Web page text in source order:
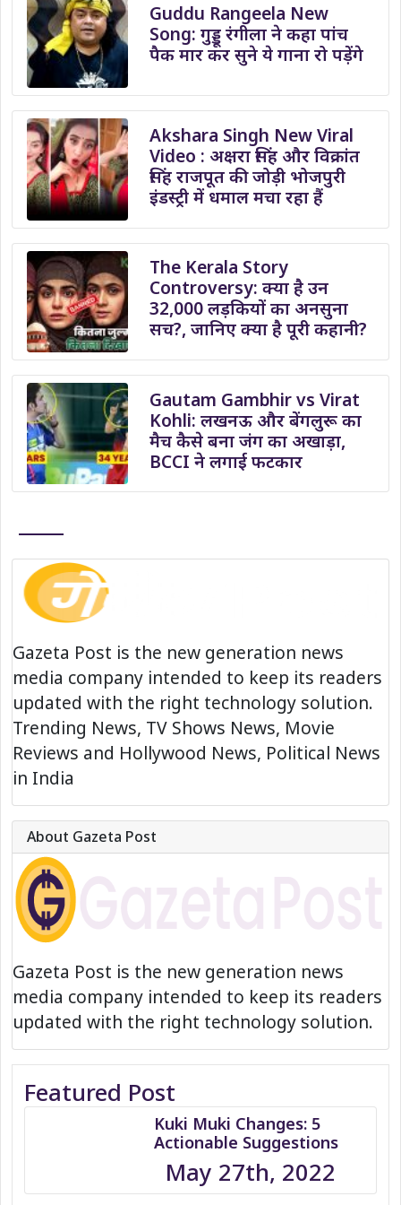
Guddu Rangeela New
Song: गुड्डू रंगीला ने कहा पांच
पैक मार कर सुने ये गाना रो पड़ेंगे
Akshara Singh New Viral
Video : अक्षरा सिंह और विक्रांत
सिंह राजपूत की जोड़ी भोजपुरी
इंडस्ट्री में धमाल मचा रहा हैं
The Kerala Story
Controversy: क्या है उन
32,000 लड़कियों का अनसुना
सच?, जानिए क्या है पूरी कहानी?
Gautam Gambhir vs Virat
Kohli: लखनऊ और बेंगलुरू का
मैच कैसे बना जंग का अखाड़ा,
BCCI ने लगाई फटकार
Gazeta Post is the new generation news
media company intended to keep its readers
updated with the right technology solution.
Trending News, TV Shows News, Movie
Reviews and Hollywood News, Political News
in India
About Gazeta Post
Gazeta Post is the new generation news
media company intended to keep its readers
updated with the right technology solution.
Featured Post
Kuki Muki Changes: 5
Actionable Suggestions
May 27th, 2022